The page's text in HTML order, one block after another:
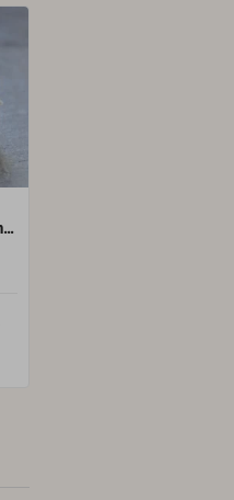
vanille et pommes poêlées façon tartelette